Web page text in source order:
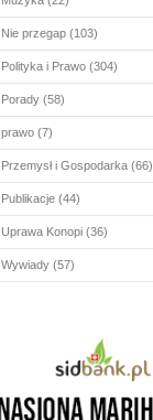
Nie przegap(103)
Polityka i Prawo(304)
Porady(58)
prawo(7)
Przemysł i Gospodarka(66)
Publikacje(44)
Uprawa Konopi(36)
Wywiady(57)